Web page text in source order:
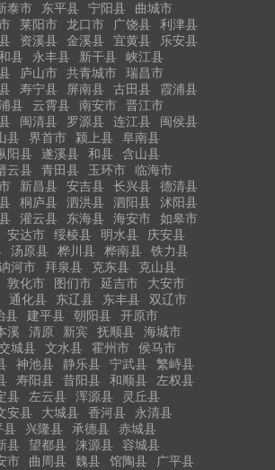
泰市 东平县 宁阳县
曲城市
莱阳市 龙口市 广饶县
利津县
资溪县 金溪县 宜黄县
乐安县
县 永丰县 新干县
峡江县
庐山市 共青城市
瑞昌市
寿宁县 屏南县 古田县
霞浦县
县 云霄县 南安市
晋江市
闽清县 罗源县 连江县
闽侯县
县 界首市 颍上县
阜南县
阳县 遂溪县 和县
含山县
云县 青田县 玉环市
临海市
新昌县 安吉县 长兴县
德清县
桐庐县 泗洪县 泗阳县
沭阳县
灌云县 东海县 海安市
如皋市
安达市 绥棱县 明水县
庆安县
汤原县 桦川县 桦南县
铁力县
河市 拜泉县 克东县
克山县
敦化市 图们市 延吉市
大安市
通化县 东辽县 东丰县
双辽市
县 建平县 朝阳县
开原市
溪 清原 新宾 抚顺县
海城市
城县 文水县 霍州市
侯马市
神池县 静乐县 宁武县
繁峙县
寿阳县 昔阳县 和顺县
左权县
县 左云县 浑源县
灵丘县
安县 大城县 香河县
永清县
县 兴隆县 承德县
赤城县
县 望都县 涞源县
容城县
市 曲周县 魏县 馆陶县 广平县